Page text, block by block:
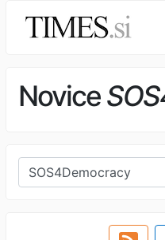
Novice